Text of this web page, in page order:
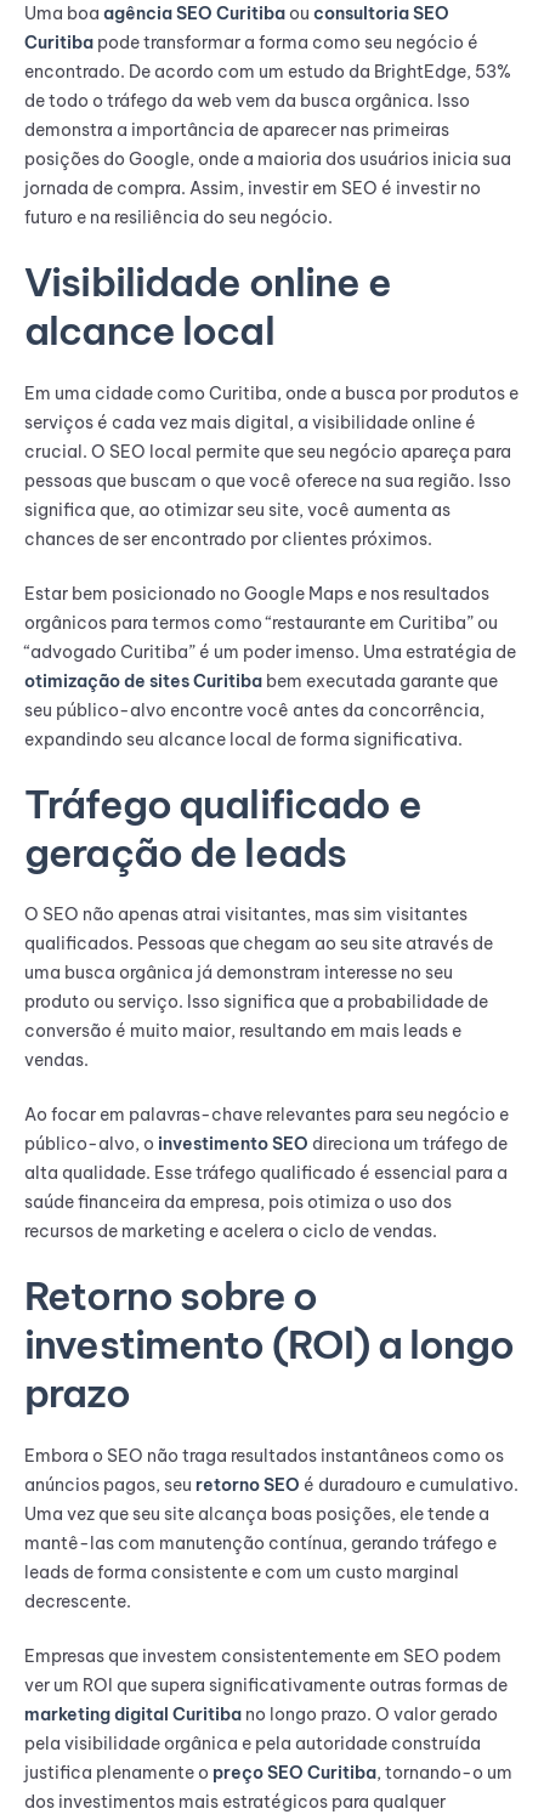
Uma boa agência SEO Curitiba ou consultoria SEO
Curitiba pode transformar a forma como seu negócio é
encontrado. De acordo com um estudo da BrightEdge, 53%
de todo o tráfego da web vem da busca orgânica. Isso
demonstra a importância de aparecer nas primeiras
posições do Google, onde a maioria dos usuários inicia sua
jornada de compra. Assim, investir em SEO é investir no
futuro e na resiliência do seu negócio.
Visibilidade online e
alcance local
Em uma cidade como Curitiba, onde a busca por produtos e
serviços é cada vez mais digital, a visibilidade online é
crucial. O SEO local permite que seu negócio apareça para
pessoas que buscam o que você oferece na sua região. Isso
significa que, ao otimizar seu site, você aumenta as
chances de ser encontrado por clientes próximos.
Estar bem posicionado no Google Maps e nos resultados
orgânicos para termos como “restaurante em Curitiba” ou
“advogado Curitiba” é um poder imenso. Uma estratégia de
otimização de sites Curitiba bem executada garante que
seu público-alvo encontre você antes da concorrência,
expandindo seu alcance local de forma significativa.
Tráfego qualificado e
geração de leads
O SEO não apenas atrai visitantes, mas sim visitantes
qualificados. Pessoas que chegam ao seu site através de
uma busca orgânica já demonstram interesse no seu
produto ou serviço. Isso significa que a probabilidade de
conversão é muito maior, resultando em mais leads e
vendas.
Ao focar em palavras-chave relevantes para seu negócio e
público-alvo, o investimento SEO direciona um tráfego de
alta qualidade. Esse tráfego qualificado é essencial para a
saúde financeira da empresa, pois otimiza o uso dos
recursos de marketing e acelera o ciclo de vendas.
Retorno sobre o
investimento (ROI) a longo
prazo
Embora o SEO não traga resultados instantâneos como os
anúncios pagos, seu retorno SEO é duradouro e cumulativo.
Uma vez que seu site alcança boas posições, ele tende a
mantê-las com manutenção contínua, gerando tráfego e
leads de forma consistente e com um custo marginal
decrescente.
Empresas que investem consistentemente em SEO podem
ver um ROI que supera significativamente outras formas de
marketing digital Curitiba no longo prazo. O valor gerado
pela visibilidade orgânica e pela autoridade construída
justifica plenamente o preço SEO Curitiba, tornando-o um
dos investimentos mais estratégicos para qualquer